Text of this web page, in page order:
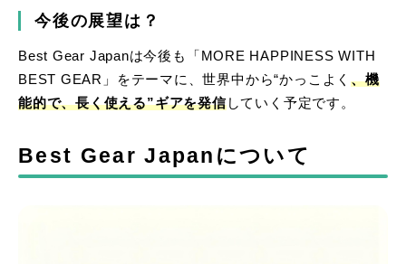
今後の展望は？
Best Gear Japanは今後も「MORE HAPPINESS WITH
BEST GEAR」をテーマに、世界中から“かっこよく、機
能的で、長く使える”ギアを発信していく予定です。
Best Gear Japanについて